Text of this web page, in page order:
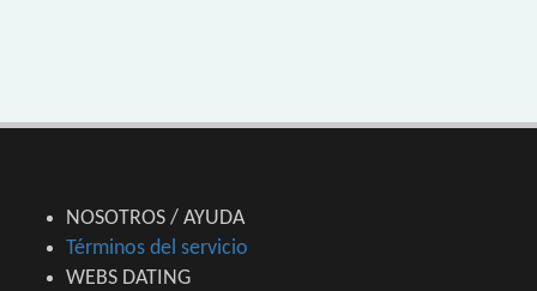
NOSOTROS / AYUDA
Términos del servicio
WEBS DATING